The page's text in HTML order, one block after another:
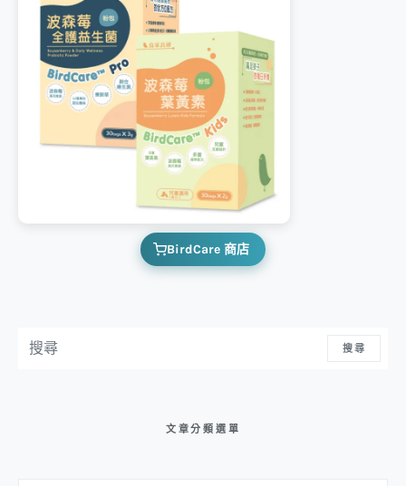
BirdCare 商店
搜尋
文章分類選單